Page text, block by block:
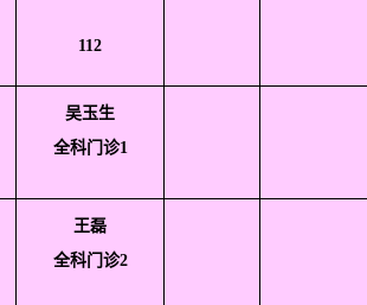
112
吴玉生
全科门诊1
王磊
全科门诊2